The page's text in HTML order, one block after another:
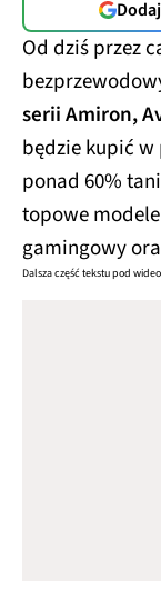
Od dziś przez
serii Amiron,
będzie kupić
ponad 60%
topowe
gamingowy
Dalsza część tekstu pod wideo